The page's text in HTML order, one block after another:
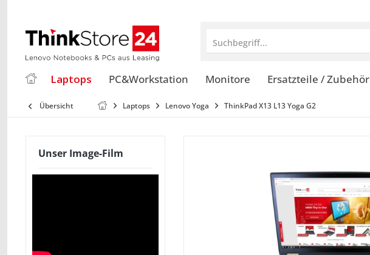
Suchbegriff...
Laptops PC&Workstation Monitore Ersatzteile / Zubehör
Übersicht Laptops Lenovo Yoga ThinkPad X13 L13 Yoga G2
Unser Image-Film